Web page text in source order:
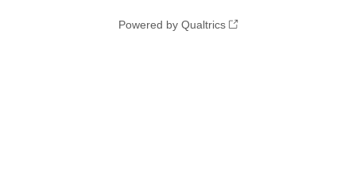
Powered by Qualtrics